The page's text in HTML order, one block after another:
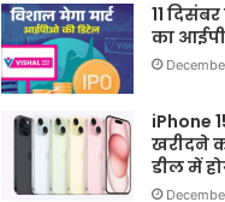
11
का
iPhone
खरीदने
डील में